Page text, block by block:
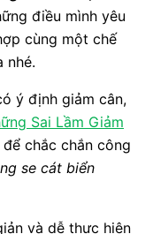
điều mình yêu
cùng một chế
nhé.
ý định giảm cân,
Sai Lầm Giảm
để chắc chắn công
se cát biển
và dễ thực hiện